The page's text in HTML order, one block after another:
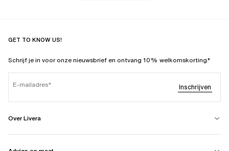
GET TO KNOW US!
Schrijf je in voor onze nieuwsbrief en ontvang 10% welkomskorting.*
E-mailadres Inschrijven
Over Livera